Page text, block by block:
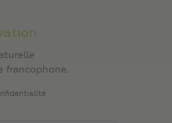
francophone.